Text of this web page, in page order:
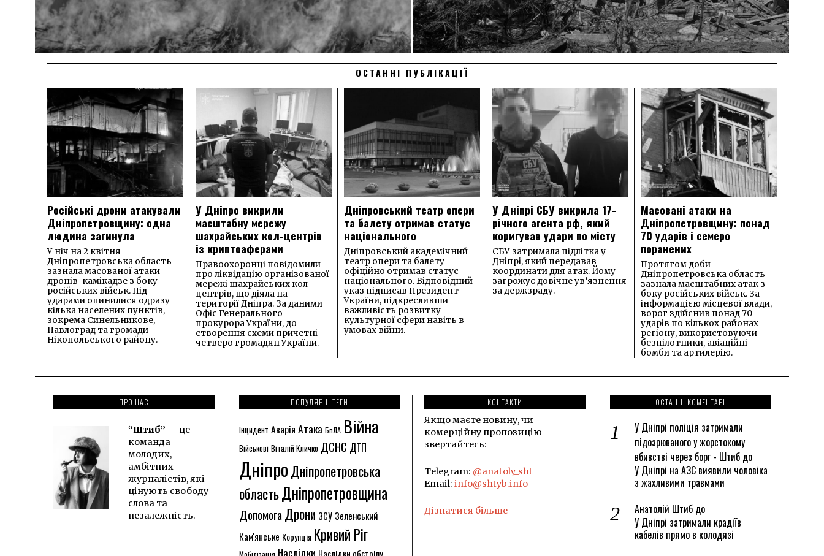
ОСТАННІ ПУБЛІКАЦІЇ
Російські дрони атакували
Дніпропетровщину: одна
людина загинула
У ніч на 2 квітня
Дніпропетровська область
зазнала масованої атаки
дронів-камікадзе з боку
російських військ. Під
ударами опинилися одразу
кілька населених пунктів,
зокрема Синельникове,
Павлоград та громади
Нікопольського району.
У Дніпро викрили
масштабну мережу
шахрайських кол-центрів
із криптоаферами
Правоохоронці повідомили
про ліквідацію організованої
мережі шахрайських кол-
центрів, що діяла на
території Дніпра. За даними
Офіс Генерального
прокурора України, до
створення схеми причетні
четверо громадян України.
Дніпровський театр опери
та балету отримав статус
національного
Дніпровський академічний
театр опери та балету
офіційно отримав статус
національного. Відповідний
указ підписав Президент
України, підкресливши
важливість розвитку
культурної сфери навіть в
умовах війни.
У Дніпрі СБУ викрила 17-
річного агента рф, який
коригував удари по місту
СБУ затримала підлітка у
Дніпрі, який передавав
координати для атак. Йому
загрожує довічне ув’язнення
за держзраду.
Масовані атаки на
Дніпропетровщину: понад
70 ударів і семеро
поранених
Протягом доби
Дніпропетровська область
зазнала масштабних атак з
боку російських військ. За
інформацією місцевої влади,
ворог здійснив понад 70
ударів по кількох районах
регіону, використовуючи
безпілотники, авіаційні
бомби та артилерію.
ПРО НАС
“Штиб” — це
команда
молодих,
амбітних
журналістів, які
цінують свободу
слова та
незалежність.
ПОПУЛЯРНІ ТЕГИ
Інцидент Аварія Атака БпЛА Війна
Військові Віталій Кличко ДСНС ДТП
ДніпроДніпропетровська
областьДніпропетровщина
ДопомогаДрони ЗСУ Зеленський
Кам'янське Корупція Кривий Ріг
Мобілізація Наслідки Наслідки обстрілу
КОНТАКТИ
Якщо маєте новину, чи
комерційну пропозицію
звертайтесь:
Telegram: @anatoly_sht
Email: info@shtyb.info
Дізнатися більше
ОСТАННІ КОМЕНТАРІ
У Дніпрі поліція затримали
підозрюваного у жорстокому
вбивстві через борг - Штибдо
У Дніпрі на АЗС виявили чоловіка
з жахливими травмами
Анатолій Штибдо
У Дніпрі затримали крадіїв
кабелів прямо в колодязі